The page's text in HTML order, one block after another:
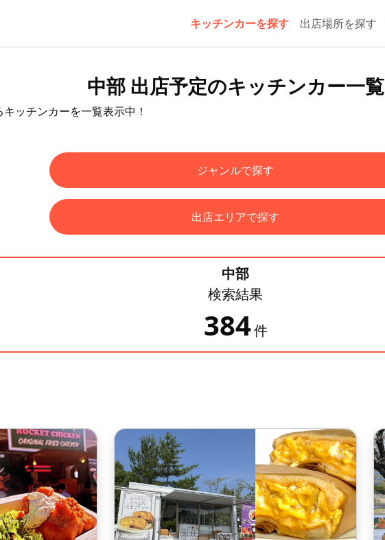
キッチンカーを探す 出店場所を探す
中部 出店予定のキッチンカー一覧
ッチンカーを一覧表示中！
ジャンルで探す
出店エリアで探す
中部
検索結果
384件